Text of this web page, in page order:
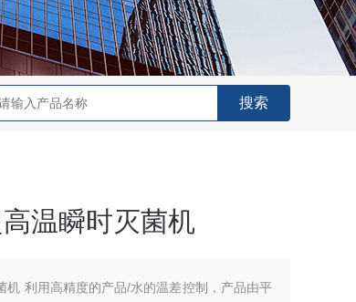
温瞬时灭菌机
机 利用高精度的产品/水的温差控制，产品由平